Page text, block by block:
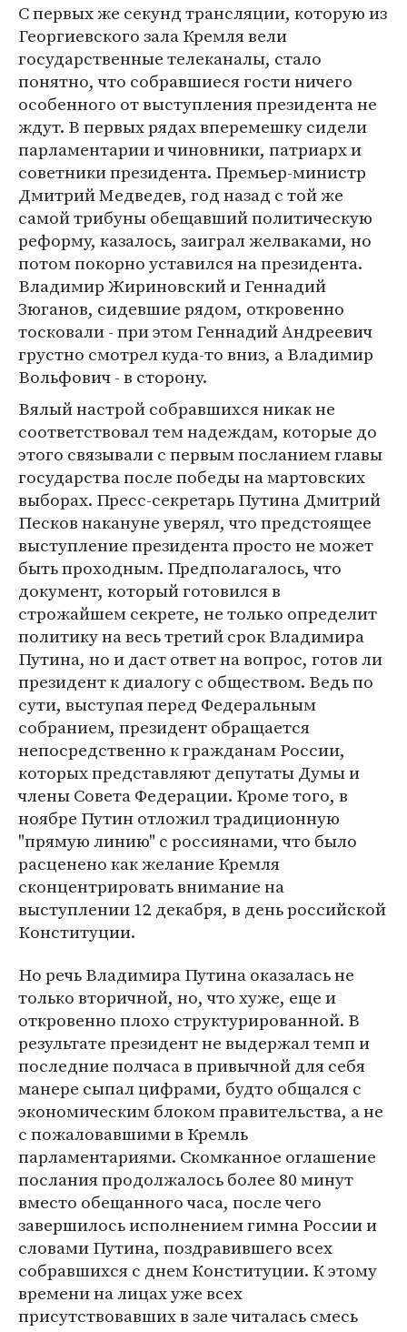
С первых же секунд трансляции, которую из
Георгиевского зала Кремля вели
государственные телеканалы, стало
понятно, что собравшиеся гости ничего
особенного от выступления президента не
ждут. В первых рядах вперемешку сидели
парламентарии и чиновники, патриарх и
советники президента. Премьер-министр
Дмитрий Медведев, год назад с той же
самой трибуны обещавший политическую
реформу, казалось, заиграл желваками, но
потом покорно уставился на президента.
Владимир Жириновский и Геннадий
Зюганов, сидевшие рядом, откровенно
тосковали - при этом Геннадий Андреевич
грустно смотрел куда-то вниз, а Владимир
Вольфович - в сторону.
Вялый настрой собравшихся никак не
соответствовал тем надеждам, которые до
этого связывали с первым посланием главы
государства после победы на мартовских
выборах. Пресс-секретарь Путина Дмитрий
Песков накануне уверял, что предстоящее
выступление президента просто не может
быть проходным. Предполагалось, что
документ, который готовился в
строжайшем секрете, не только определит
политику на весь третий срок Владимира
Путина, но и даст ответ на вопрос, готов ли
президент к диалогу с обществом. Ведь по
сути, выступая перед Федеральным
собранием, президент обращается
непосредственно к гражданам России,
которых представляют депутаты Думы и
члены Совета Федерации. Кроме того, в
ноябре Путин отложил традиционную
"прямую линию" с россиянами, что было
расценено как желание Кремля
сконцентрировать внимание на
выступлении 12 декабря, в день российской
Конституции.
Но речь Владимира Путина оказалась не
только вторичной, но, что хуже, еще и
откровенно плохо структурированной. В
результате президент не выдержал темп и
последние полчаса в привычной для себя
манере сыпал цифрами, будто общался с
экономическим блоком правительства, а не
с пожаловавшими в Кремль
парламентариями. Скомканное оглашение
послания продолжалось более 80 минут
вместо обещанного часа, после чего
завершилось исполнением гимна России и
словами Путина, поздравившего всех
собравшихся с днем Конституции. К этому
времени на лицах уже всех
присутствовавших в зале читалась смесь